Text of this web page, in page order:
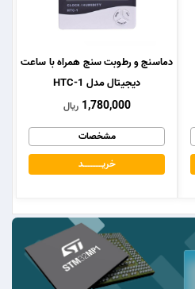
دماسنج و رطوبت سنج همراه با ساعت
دیجیتال مدل HTC-1
1,780,000 ریال
مشخصات
خریــــــــــــد